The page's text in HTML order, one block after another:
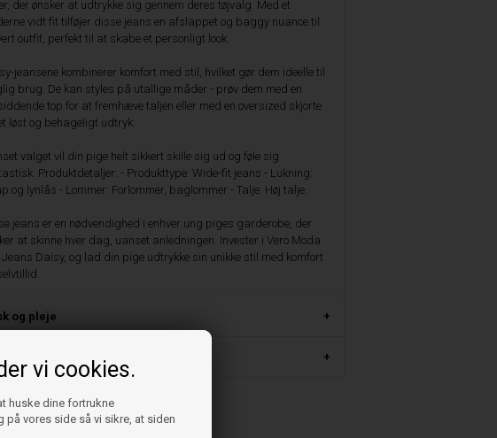
vi cookies.
huske dine fortrukne
vores side så vi sikre, at siden
der ønsker at udtrykke sig gennem deres tøjvalg. Med et
vidt fit tilføjer disse jeans en afslappet og baggy nuance til
outfit, perfekt til at skabe et personligt look.
jeansene kombinerer komfort med stil, hvilket gør dem ideelle til
brug. De kan styles på utallige måder - prøv dem med en
top for at fremhæve taljen eller med en oversized skjorte
løst og behageligt udtryk.
valget vil din pige helt sikkert skille sig ud og føle sig
Produktdetaljer: - Produkttype: Wide-fit jeans - Lukning:
og lynlås - Lommer: Forlommer, baglommer - Talje: Høj talje.
jeans er en nødvendighed i enhver ung piges garderobe, der
at skinne hver dag, uanset anledningen. Invester i Vero Moda
Jeans Daisy, og lad din pige udtrykke sin unikke stil med komfort
og pleje
og pasform